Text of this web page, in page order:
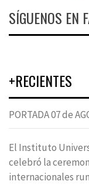
SÍGUENOS EN
+RECIENTES
PORTADA 07 de
El Instituto
celebró la
internacionales